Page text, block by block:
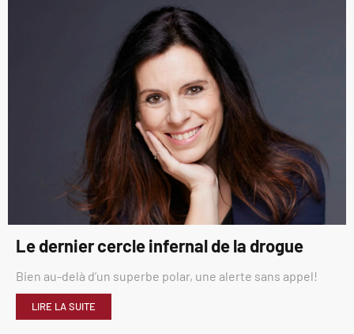
Le dernier cercle infernal de la drogue
Bien au-delà d’un superbe polar, une alerte sans appel!
LIRE LA SUITE